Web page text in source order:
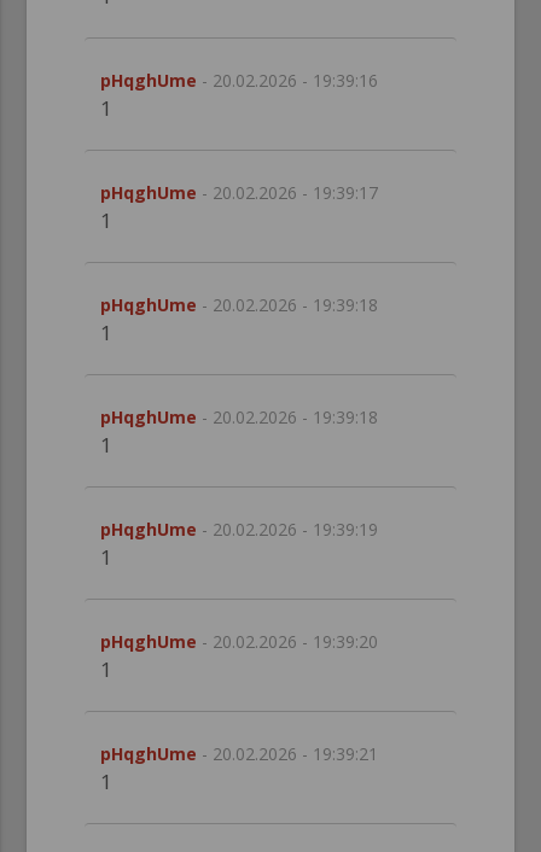
pHqghUme - 20.02.2026 - 19:39:16
1
pHqghUme - 20.02.2026 - 19:39:17
1
pHqghUme - 20.02.2026 - 19:39:18
1
pHqghUme - 20.02.2026 - 19:39:18
1
pHqghUme - 20.02.2026 - 19:39:19
1
pHqghUme - 20.02.2026 - 19:39:20
1
pHqghUme - 20.02.2026 - 19:39:21
1